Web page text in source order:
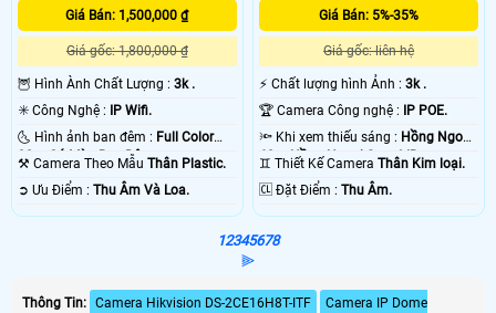
Giá Bán: 1,500,000 ₫
Giá gốc: 1,800,000 ₫
🦉 Hình Ành Chất Lượng : 3k .
✳️ Công Nghệ :
IP Wifi.
🌜 Hình ảnh ban đêm : Full Color
30m Có Màu Ban Ðêm.
⚒ Camera Theo Mẫu Thân Plastic.
️➲ Ưu Điểm : Thu Âm Và Loa.
Giá Bán: 5%-35%
Giá gốc: liên hệ
️⚡ Chất lượng hình Ảnh :3k .
🏆 Camera Công nghệ :
IP POE.
🔦 Khi xem thiếu sáng : Hồng Ngoại
60m Hồng Ngoại Smart IR.
♊ Thiết Kế CameraThân Kim loại.
️🆑 Đặt Điểm :Thu Âm.
12345678
⫸
Thông Tin: Camera Hikvision DS-2CE16H8T-ITF
Camera IP Dome